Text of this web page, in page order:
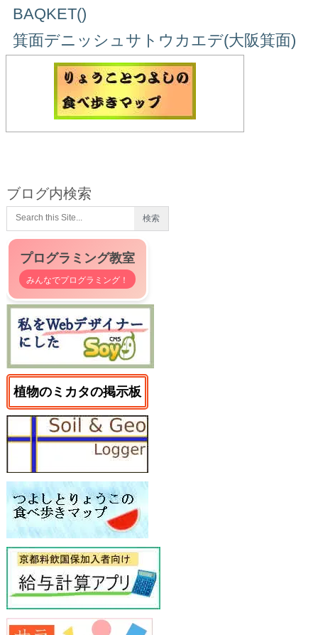
BAQKET()
箕面デニッシュサトウカエデ(大阪箕面)
ブログ内検索
プログラミング教室
みんなでプログラミング！
植物のミカタの掲示板